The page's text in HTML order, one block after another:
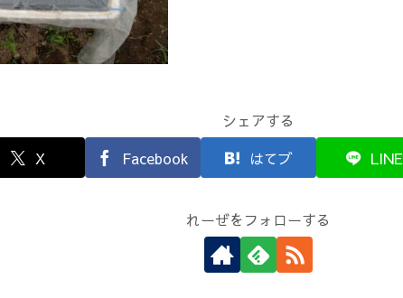
シェアする
X
Facebook はてブ LINE
れーぜをフォローする